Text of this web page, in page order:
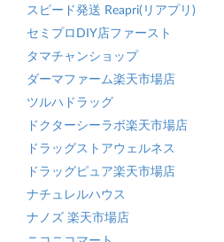
スピード発送 Reapri(リアプリ)
セミプロDIY店ファースト
タマチャンショップ
ダーマファーム楽天市場店
ツルハドラッグ
ドクターシーラボ楽天市場店
ドラッグストアウェルネス
ドラッグピュア楽天市場店
ナチュレルハウス
ナノズ 楽天市場店